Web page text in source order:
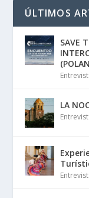
ÚLTIMOS
SAVE
LA